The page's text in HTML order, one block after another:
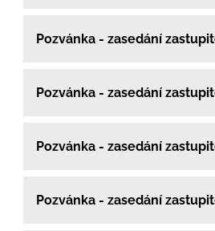
Pozvánka - zasedání
Pozvánka - zasedání
Pozvánka - zasedání
Pozvánka - zasedání